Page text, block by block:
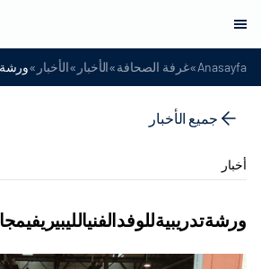
Anasayfa
»غرفة الصحافة»الأخبار »الأخبار »
جميع الأخبار
أخبار